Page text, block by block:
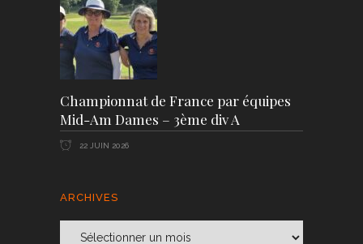
Championnat de France par équipes
Mid-Am Dames – 3ème div A
22 JUIN 2026
ARCHIVES
Archives